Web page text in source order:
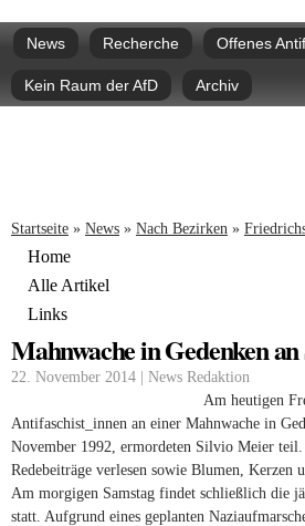
zum
Hauptmenü
News Recherche Offenes
Kein Raum der AfD Archiv
Sie sind hier
Startseite » News » Nach Bezirken »
Home
Alle Artikel
Links
Mahnwache in Gedenken
22. November 2014 | News Redaktion
Am heutigen
Antifaschist_innen an einer Mahnwache in
November 1992, ermordeten Silvio Meier teil.
Redebeiträge verlesen sowie Blumen, Kerzen
Am morgigen Samstag findet schließlich die
statt. Aufgrund eines geplanten